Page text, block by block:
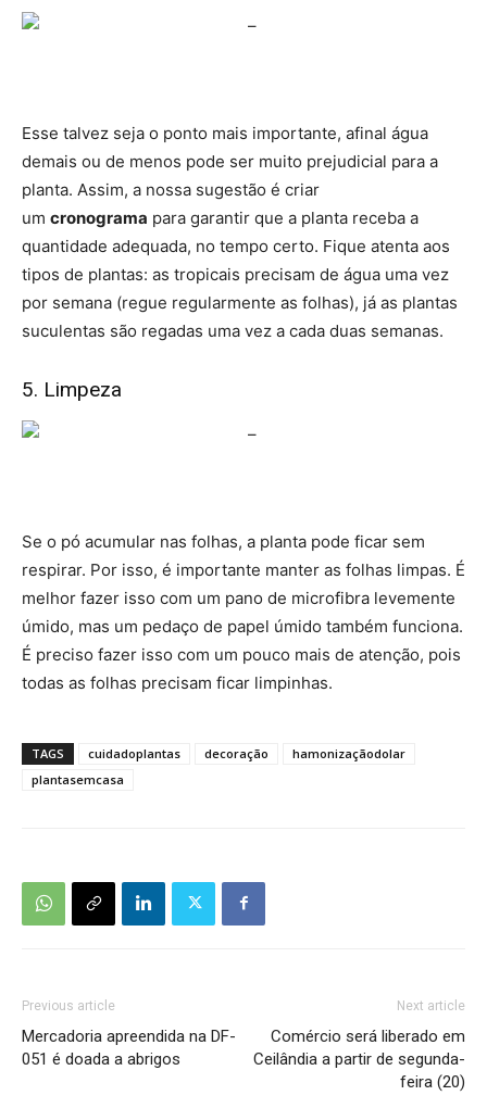
Esse talvez seja o ponto mais importante, afinal água
demais ou de menos pode ser muito prejudicial para a
planta. Assim, a nossa sugestão é criar
um cronograma para garantir que a planta receba a
quantidade adequada, no tempo certo. Fique atenta aos
tipos de plantas: as tropicais precisam de água uma vez
por semana (regue regularmente as folhas), já as plantas
suculentas são regadas uma vez a cada duas semanas.
5. Limpeza
Se o pó acumular nas folhas, a planta pode ficar sem
respirar. Por isso, é importante manter as folhas limpas. É
melhor fazer isso com um pano de microfibra levemente
úmido, mas um pedaço de papel úmido também funciona.
É preciso fazer isso com um pouco mais de atenção, pois
todas as folhas precisam ficar limpinhas.
TAGS cuidadoplantas decoração
hamonizaçãodolar
plantasemcasa
Previous article
Mercadoria apreendida na DF-
051 é doada a abrigos
Next article
Comércio será liberado em
Ceilândia a partir de segunda-
feira (20)